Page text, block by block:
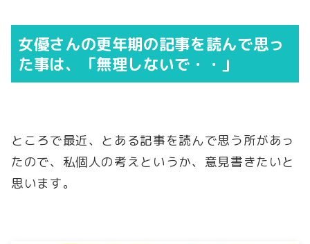
女優さんの更年期の記事を読んで思っ
た事は、「無理しないで・・」
ところで最近、とある記事を読んで思う所があっ
たので、私個人の考えというか、意見書きたいと
思います。